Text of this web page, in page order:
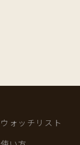
ウォッチリスト